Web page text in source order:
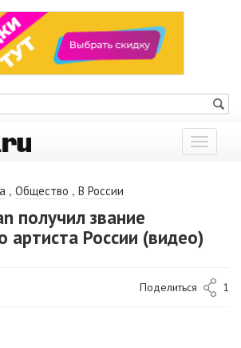
Показать
меню
, Общество , В России
получил звание
артиста России (видео)
Поделиться 1